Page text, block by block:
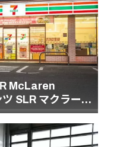
McLaren
SLR マクラー